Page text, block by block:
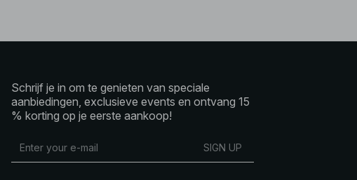
Schrijf je in om te genieten van speciale
aanbiedingen, exclusieve events en ontvang 15
% korting op je eerste aankoop!
SIGN UP